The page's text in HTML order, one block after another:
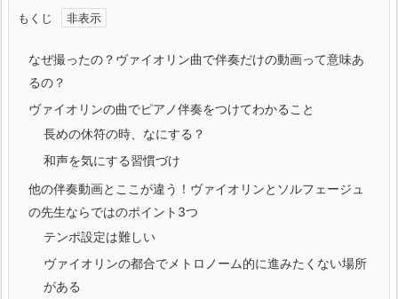
もくじ
なぜ撮ったの？ヴァイオリン曲で伴奏だけの動画って意味あ
るの？
ヴァイオリンの曲でピアノ伴奏をつけてわかること
長めの休符の時、なにする？
和声を気にする習慣づけ
他の伴奏動画とここが違う！ヴァイオリンとソルフェージュ
の先生ならではのポイント3つ
テンポ設定は難しい
ヴァイオリンの都合でメトロノーム的に進みたくない場所
がある